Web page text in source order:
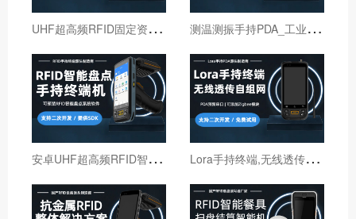
U
HF超高频RFID固定资产管理手持终端机 测
温测振手持PDA_工业巡检手持终端机_红外线测温PDA
安
卓UHF超高频RFID智能盘点手持终端设备 L
ora手持终端,无线透传自组网pda,高性能Lora智能巡检机